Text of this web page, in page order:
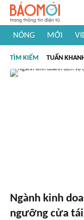
NÓNG MỚI
#Khám phá thế giới
TÌM KIẾM TUẤN
Ngành kinh
ngưỡng cửa